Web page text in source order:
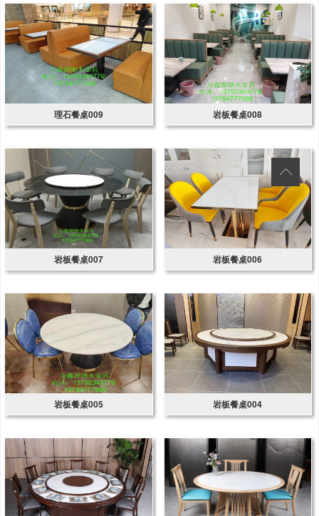
理石餐桌009 岩板餐桌008
岩板餐桌007 岩板餐桌006
岩板餐桌005 岩板餐桌004